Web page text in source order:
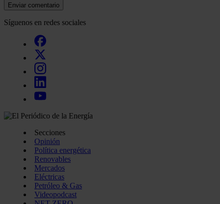
Enviar comentario
Síguenos en redes sociales
Secciones
Opinión
Política energética
Renovables
Mercados
Eléctricas
Petróleo & Gas
Videopodcast